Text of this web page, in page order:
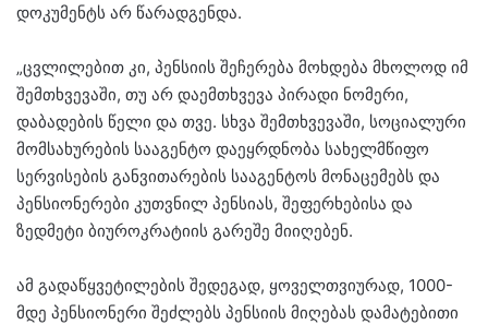
დოკუმენტს არ წარადგენდა.
„ცვლილებით კი, პენსიის შეჩერება მოხდება მხოლოდ იმ
შემთხვევაში, თუ არ დაემთხვევა პირადი ნომერი,
დაბადების წელი და თვე. სხვა შემთხვევაში, სოციალური
მომსახურების სააგენტო დაეყრდნობა სახელმწიფო
სერვისების განვითარების სააგენტოს მონაცემებს და
პენსიონერები კუთვნილ პენსიას, შეფერხებისა და
ზედმეტი ბიუროკრატიის გარეშე მიიღებენ.
ამ გადაწყვეტილების შედეგად, ყოველთვიურად, 1000-
მდე პენსიონერი შეძლებს პენსიის მიღებას დამატებითი